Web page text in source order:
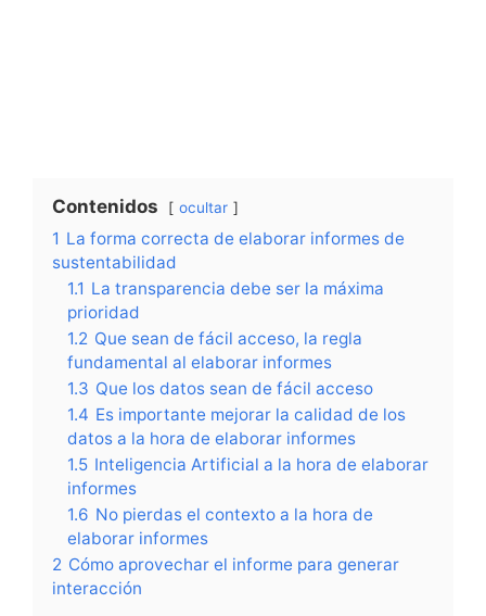
Contenidos ocultar
1 La forma correcta de elaborar informes de
sustentabilidad
1.1 La transparencia debe ser la máxima
prioridad
1.2 Que sean de fácil acceso, la regla
fundamental al elaborar informes
1.3 Que los datos sean de fácil acceso
1.4 Es importante mejorar la calidad de los
datos a la hora de elaborar informes
1.5 Inteligencia Artificial a la hora de elaborar
informes
1.6 No pierdas el contexto a la hora de
elaborar informes
2 Cómo aprovechar el informe para generar
interacción